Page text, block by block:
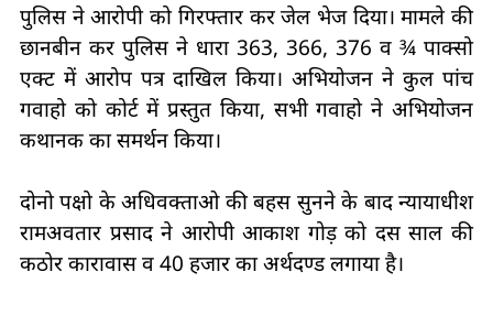
पुलिस ने आरोपी को गिरफ्तार कर जेल भेज दिया। मामले की
छानबीन कर पुलिस ने धारा 363, 366, 376 व ¾ पाक्‍सो
एक्‍ट में आरोप पत्र दाखिल किया। अभियोजन ने कुल पांच
गवाहो को कोर्ट में प्रस्‍तुत किया, सभी गवाहो ने अभियोजन
कथानक का समर्थन किया।
दोनो पक्षो के अधिवक्‍ताओ की बहस सुनने के बाद न्‍यायाधीश
रामअवतार प्रसाद ने आरोपी आकाश गोड़ को दस साल की
कठोर कारावास व 40 हजार का अर्थदण्‍ड लगाया है।